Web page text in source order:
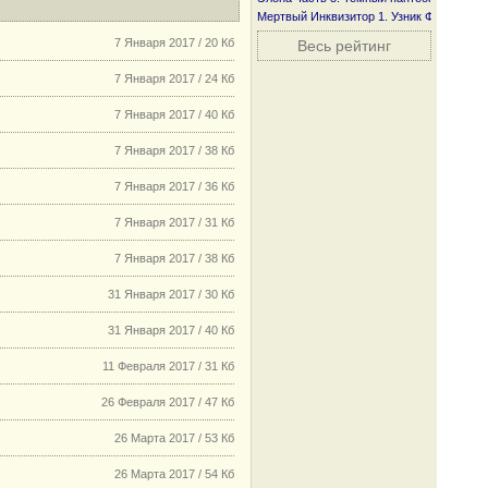
7 Января 2017 / 20 Кб
7 Января 2017 / 24 Кб
7 Января 2017 / 40 Кб
7 Января 2017 / 38 Кб
7 Января 2017 / 36 Кб
7 Января 2017 / 31 Кб
7 Января 2017 / 38 Кб
31 Января 2017 / 30 Кб
31 Января 2017 / 40 Кб
11 Февраля 2017 / 31 Кб
26 Февраля 2017 / 47 Кб
26 Марта 2017 / 53 Кб
26 Марта 2017 / 54 Кб
Мертвый Инквизитор 1. Узник Фанмира
Весь рейтинг